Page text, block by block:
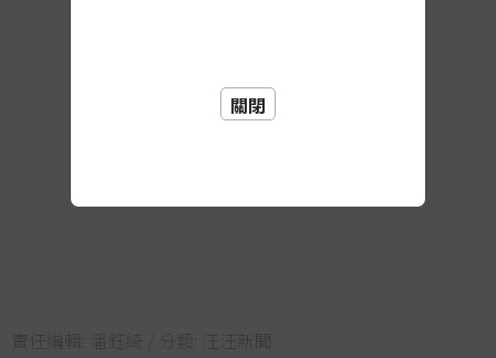
責任編輯: 潘鈺綺 / 分類: 汪汪新聞
關閉